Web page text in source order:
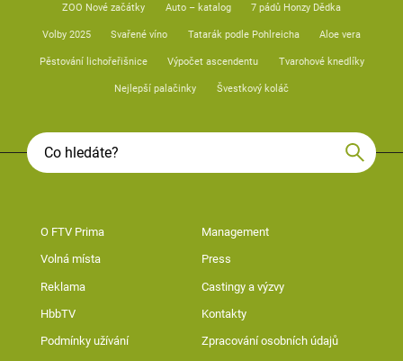
ZOO Nové začátky Auto – katalog 7 pádů Honzy Dědka
Volby 2025 Svařené víno Tatarák podle Pohlreicha Aloe vera
Pěstování lichořeřišnice Výpočet ascendentu Tvarohové knedlíky
Nejlepší palačinky Švestkový koláč
O FTV Prima Management
Volná místa Press
Reklama Castingy a výzvy
HbbTV Kontakty
Podmínky užívání Zpracování osobních údajů